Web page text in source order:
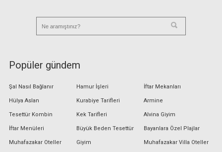
Popüler gündem
Şal Nasıl Bağlanır
Hülya Aslan
Tesettür Kombin
İftar Menüleri
Muhafazakar Oteller
Hamur İşleri
Kurabiye Tarifleri
Kek Tarifleri
Büyük Beden Tesettür
Giyim
İftar Mekanları
Armine
Alvina Giyim
Bayanlara Özel Plajlar
Muhafazakar Villa Oteller